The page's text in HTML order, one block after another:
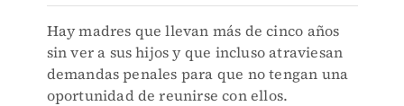
Hay madres que llevan más de cinco años
sin ver a sus hijos y que incluso atraviesan
demandas penales para que no tengan una
oportunidad de reunirse con ellos.